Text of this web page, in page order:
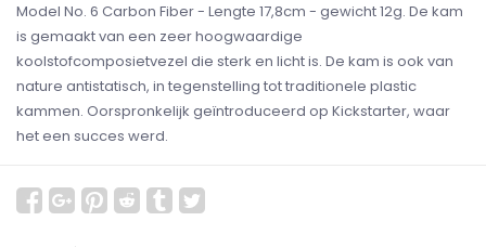
Model No. 6 Carbon Fiber - Lengte 17,8cm - gewicht 12g. De kam
is gemaakt van een zeer hoogwaardige
koolstofcomposietvezel die sterk en licht is. De kam is ook van
nature antistatisch, in tegenstelling tot traditionele plastic
kammen. Oorspronkelijk geïntroduceerd op Kickstarter, waar
het een succes werd.